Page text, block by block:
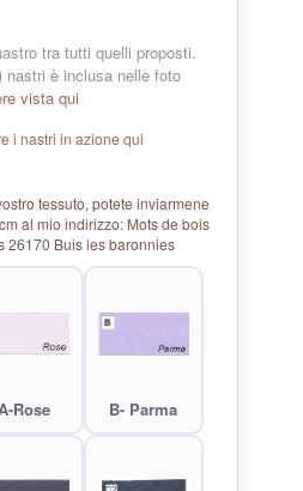
tra tutti quelli proposti.
nastri è inclusa nelle foto
vista qui
i nastri in azione qui
tessuto, potete inviarmene
al mio indirizzo: Mots de bois
26170 Buis les baronnies
Rose B- Parma